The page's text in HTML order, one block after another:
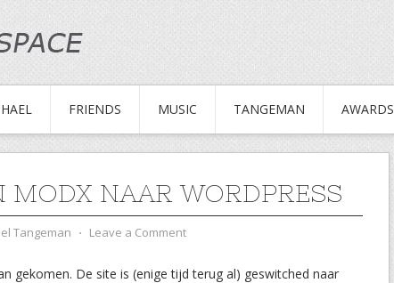
FRIENDS MUSIC TANGEMAN AWARDS
MODX NAAR WORDPRESS
Tangeman ⋅ Leave a Comment
gekomen. De site is (enige tijd terug al) geswitched naar